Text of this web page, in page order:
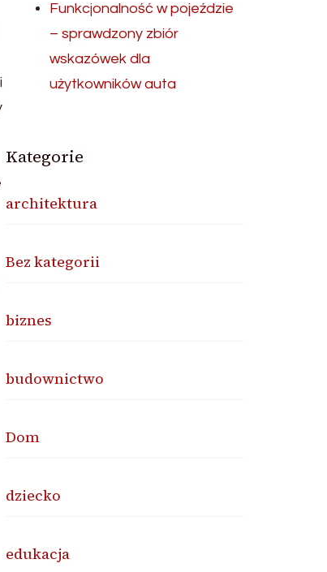
Funkcjonalność w pojeździe
– sprawdzony zbiór
wskazówek dla
użytkowników auta
Kategorie
architektura
Bez kategorii
biznes
budownictwo
Dom
dziecko
edukacja